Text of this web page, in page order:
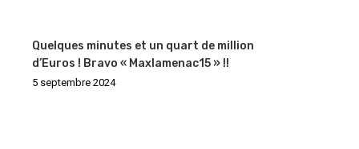
Quelques minutes et un quart de million
d’Euros ! Bravo « Maxlamenac15 » !!
5 septembre 2024